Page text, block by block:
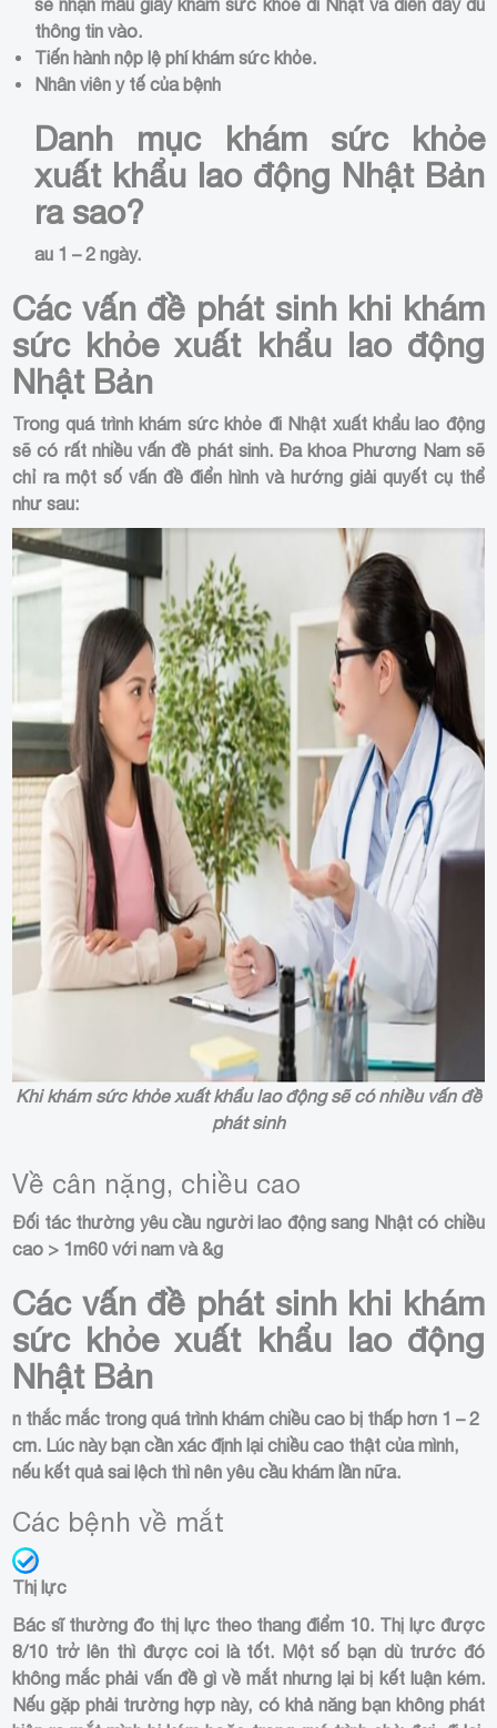
sẽ nhậnmẫu giấy khám sức khỏe đi Nhậtvà điền đầy đủ
thông tin vào.
Tiến hành nộp lệ phí khám sức khỏe.
Nhân viên y tế của bệnh
Danh mục khám sức khỏe
xuất khẩu lao động Nhật Bản
ra sao?
au 1 – 2 ngày.
Các vấn đề phát sinh khi khám
sức khỏe xuất khẩu lao động
Nhật Bản
Trong quá trình khám sức khỏe đi Nhật xuất khẩu lao động
sẽ có rất nhiều vấn đề phát sinh. Đa khoa Phương Nam sẽ
chỉ ra một số vấn đề điển hình và hướng giải quyết cụ thể
như sau:
Khi khám sức khỏe xuất khẩu lao động sẽ có nhiều vấn đề
phát sinh
Về cân nặng, chiều cao
Đối tác thường yêu cầu người lao động sang Nhật có chiều
cao > 1m60 với nam và &g
Các vấn đề phát sinh khi khám
sức khỏe xuất khẩu lao động
Nhật Bản
n thắc mắc trong quá trình khám chiều cao bị thấp hơn 1 – 2
cm. Lúc này bạn cần xác định lại chiều cao thật của mình,
nếu kết quả sai lệch thì nên yêu cầu khám lần nữa.
Các bệnh về mắt
Thị lực
Bác sĩ thường đo thị lực theo thang điểm 10. Thị lực được
8/10 trở lên thì được coi là tốt. Một số bạn dù trước đó
không mắc phải vấn đề gì về mắt nhưng lại bị kết luận kém.
Nếu gặp phải trường hợp này, có khả năng bạn không phát